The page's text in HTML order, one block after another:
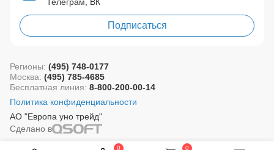
0 0
Телеграм, ВК
Подписаться
АО "Европа уно трейд"
Регионы: (495) 748-0177
Москва: (495) 785-4685
Бесплатная линия: 8-800-200-00-14
Политика конфиденциальности
Сделано в